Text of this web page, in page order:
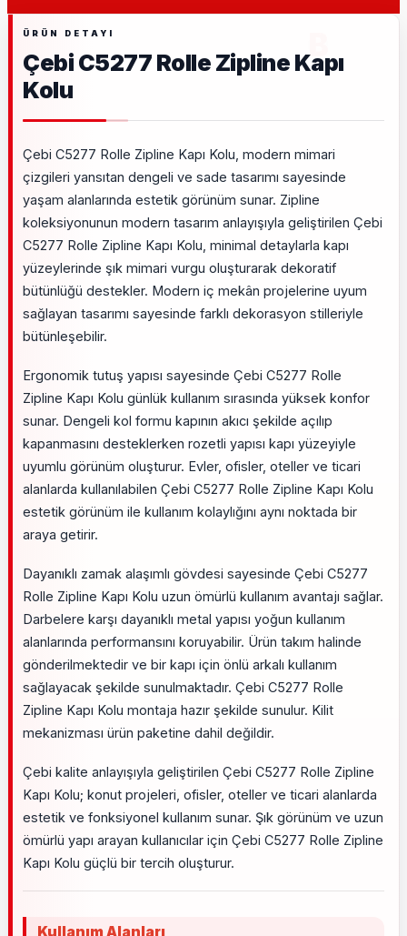
Çebi C5277 Rolle Zipline Kapı
Kolu
Çebi C5277 Rolle Zipline Kapı Kolu, modern mimari
çizgileri yansıtan dengeli ve sade tasarımı sayesinde
yaşam alanlarında estetik görünüm sunar. Zipline
koleksiyonunun modern tasarım anlayışıyla geliştirilen Çebi
C5277 Rolle Zipline Kapı Kolu, minimal detaylarla kapı
yüzeylerinde şık mimari vurgu oluşturarak dekoratif
bütünlüğü destekler. Modern iç mekân projelerine uyum
sağlayan tasarımı sayesinde farklı dekorasyon stilleriyle
bütünleşebilir.
Ergonomik tutuş yapısı sayesinde Çebi C5277 Rolle
Zipline Kapı Kolu günlük kullanım sırasında yüksek konfor
sunar. Dengeli kol formu kapının akıcı şekilde açılıp
kapanmasını desteklerken rozetli yapısı kapı yüzeyiyle
uyumlu görünüm oluşturur. Evler, ofisler, oteller ve ticari
alanlarda kullanılabilen Çebi C5277 Rolle Zipline Kapı Kolu
estetik görünüm ile kullanım kolaylığını aynı noktada bir
araya getirir.
Dayanıklı zamak alaşımlı gövdesi sayesinde Çebi C5277
Rolle Zipline Kapı Kolu uzun ömürlü kullanım avantajı sağlar.
Darbelere karşı dayanıklı metal yapısı yoğun kullanım
alanlarında performansını koruyabilir. Ürün takım halinde
gönderilmektedir ve bir kapı için önlü arkalı kullanım
sağlayacak şekilde sunulmaktadır. Çebi C5277 Rolle
Zipline Kapı Kolu montaja hazır şekilde sunulur. Kilit
mekanizması ürün paketine dahil değildir.
Çebi kalite anlayışıyla geliştirilen Çebi C5277 Rolle Zipline
Kapı Kolu; konut projeleri, ofisler, oteller ve ticari alanlarda
estetik ve fonksiyonel kullanım sunar. Şık görünüm ve uzun
ömürlü yapı arayan kullanıcılar için Çebi C5277 Rolle Zipline
Kapı Kolu güçlü bir tercih oluşturur.
Kullanım Alanları